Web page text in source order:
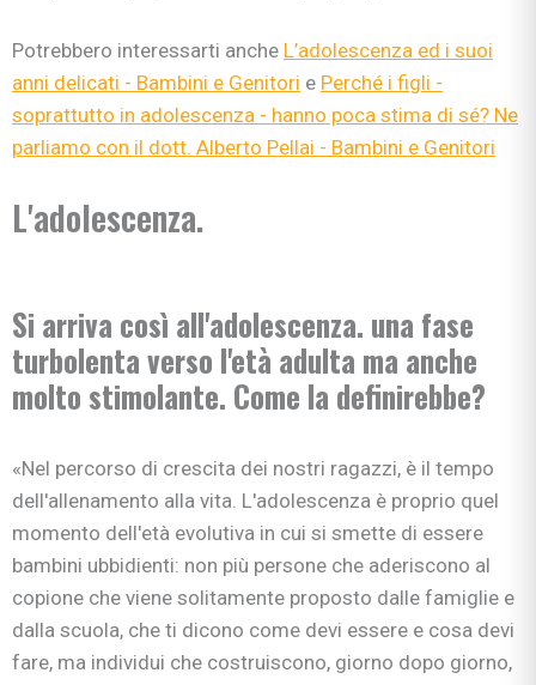
Potrebbero interessarti anche L’adolescenza ed i suoi
anni delicati - Bambini e Genitori e Perché i figli -
soprattutto in adolescenza - hanno poca stima di sé? Ne
parliamo con il dott. Alberto Pellai - Bambini e Genitori
L'adolescenza.
Si arriva così all'adolescenza. una fase
turbolenta verso l'età adulta ma anche
molto stimolante. Come la definirebbe?
«Nel percorso di crescita dei nostri ragazzi, è il tempo
dell'allenamento alla vita. L'adolescenza è proprio quel
momento dell'età evolutiva in cui si smette di essere
bambini ubbidienti: non più persone che aderiscono al
copione che viene solitamente proposto dalle famiglie e
dalla scuola, che ti dicono come devi essere e cosa devi
fare, ma individui che costruiscono, giorno dopo giorno,